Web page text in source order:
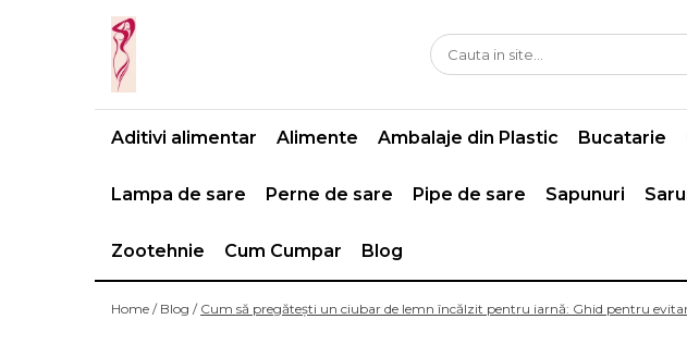
Casa si gradina
Leagane si scaune
Ingrijire corporala
Ingrijirea unghiilor
Aditivi alimentar Alimente Ambalaje din Plastic Bucatarie
Lampa de sare Perne de sare Pipe de sare Sapunuri
Zootehnie Cum Cumpar Blog
Home / Blog / Cum să pregătești un ciubar de lemn încălzit pentru iarnă: Ghid pentru